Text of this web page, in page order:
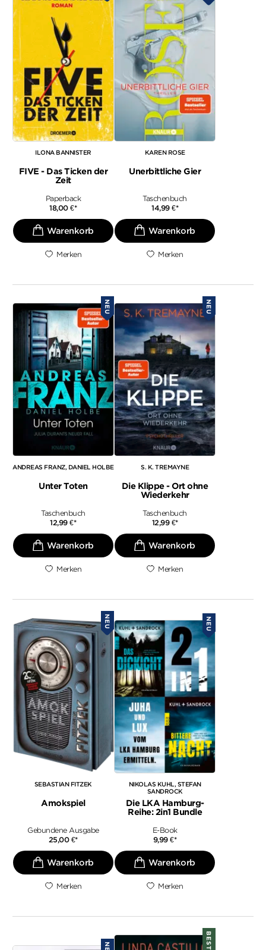
ILONA BANNISTER
FIVE - Das Ticken der
Zeit
Paperback
18,00€*
Merken
KAREN ROSE
Unerbittliche Gier
Taschenbuch
14,99€*
Merken
NEU
ANDREAS FRANZ DANIEL HOLBE
Unter Toten
Taschenbuch
12,99€*
Merken
NEU
S. K. TREMAYNE
Die Klippe - Ort ohne
Wiederkehr
Taschenbuch
12,99 €*
Merken
NEU
SEBASTIAN FITZEK
Amokspiel
Gebundene Ausgabe
25,00 €*
Merken
NEU
NIKOLAS KUHL STEFAN
SANDROCK
Die LKA Hamburg-
Reihe: 2in1 Bundle
E-Book
9,99€*
Merken